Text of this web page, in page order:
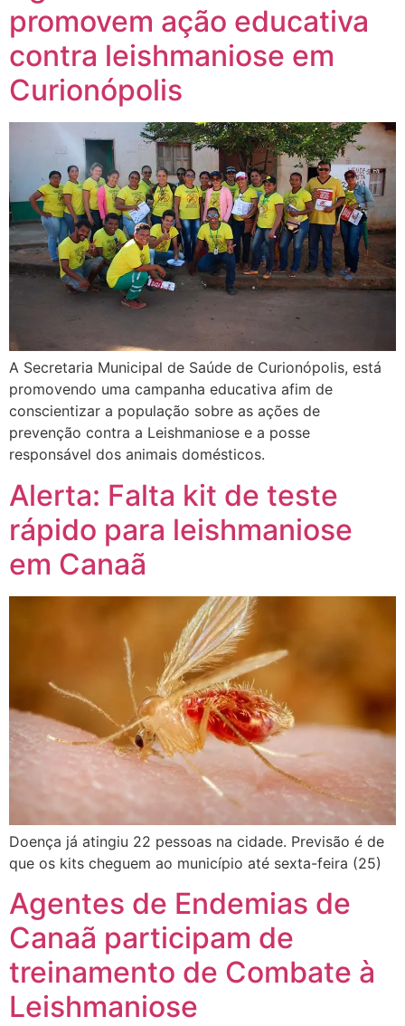
promovem ação educativa
contra leishmaniose em
Curionópolis
A Secretaria Municipal de Saúde de Curionópolis, está
promovendo uma campanha educativa afim de
conscientizar a população sobre as ações de
prevenção contra a Leishmaniose e a posse
responsável dos animais domésticos.
Alerta: Falta kit de teste
rápido para leishmaniose
em Canaã
Doença já atingiu 22 pessoas na cidade. Previsão é de
que os kits cheguem ao município até sexta-feira (25)
Agentes de Endemias de
Canaã participam de
treinamento de Combate à
Leishmaniose